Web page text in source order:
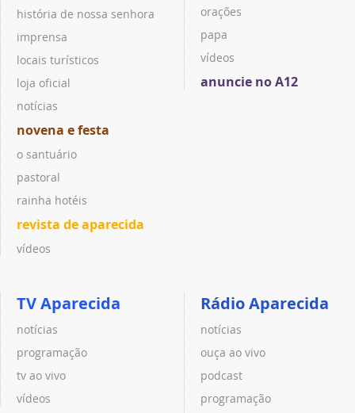
história de nossa senhora
imprensa
locais turísticos
loja oficial
notícias
novena e festa
o santuário
pastoral
rainha hotéis
revista de aparecida
vídeos
orações
papa
vídeos
anuncie no A12
TV Aparecida
notícias
programação
tv ao vivo
vídeos
Rádio Aparecida
notícias
ouça ao vivo
podcast
programação